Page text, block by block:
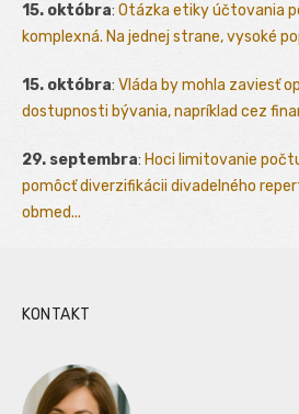
15. októbra: Otázka etiky účtovania
komplexná. Na jednej strane, vysoké
15. októbra: Vláda by mohla zaviesť
dostupnosti bývania, napríklad cez
29. septembra: Hoci limitovanie
pomôcť diverzifikácii divadelného
obmed...
KONTAKT